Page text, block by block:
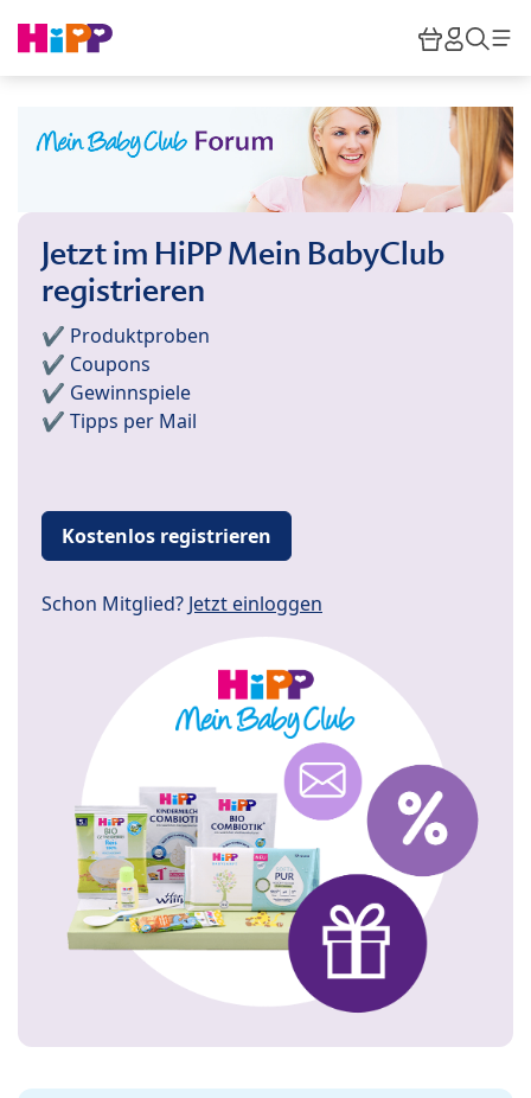
HiPP
Jetzt im HiPP Mein BabyClub
registrieren
✔️ Produktproben
✔️ Coupons
✔️ Gewinnspiele
✔️ Tipps per Mail
Kostenlos registrieren
Schon Mitglied? Jetzt einloggen